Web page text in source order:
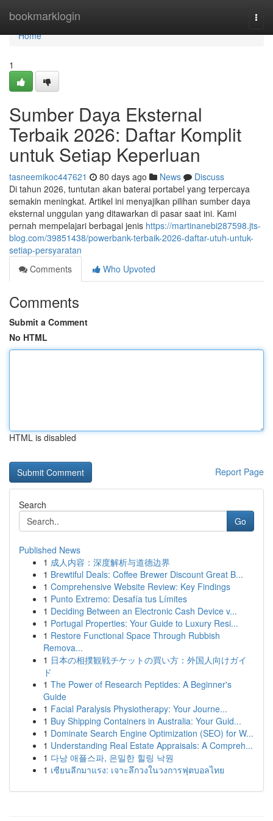
bookmarklogin
Home
Home
1
Sumber Daya Eksternal
Terbaik 2026: Daftar Komplit
untuk Setiap Keperluan
tasneemikoc447621 80 days ago News
Discuss
Di tahun 2026, tuntutan akan baterai portabel yang terpercaya
semakin meningkat. Artikel ini menyajikan pilihan sumber daya
eksternal unggulan yang ditawarkan di pasar saat ini. Kami
pernah mempelajari berbagai jenis https://martinanebi287598.jts-
blog.com/39851438/powerbank-terbaik-2026-daftar-utuh-untuk-
setiap-persyaratan
Comments
Who Upvoted
Comments
Submit a Comment
No HTML
HTML is disabled
Report Page
Search
Go
Published News
1 成人内容：深度解析与道德边界
1 Brewtiful Deals: Coffee Brewer Discount Great B...
1 Comprehensive Website Review: Key Findings
1 Punto Extremo: Desafía tus Límites
1 Deciding Between an Electronic Cash Device v...
1 Portugal Properties: Your Guide to Luxury Resi...
1 Restore Functional Space Through Rubbish
Remova...
1 日本の相撲観戦チケットの買い方：外国人向けガイ
ド
1 The Power of Research Peptides: A Beginner's
Guide
1 Facial Paralysis Physiotherapy: Your Journe...
1 Buy Shipping Containers in Australia: Your Guid...
1 Dominate Search Engine Optimization (SEO) for W...
1 Understanding Real Estate Appraisals: A Compreh...
1 다낭 애플스파, 은밀한 힐링 낙원
1 เซียนลีกมาแรง: เจาะลึกวงในวงการฟุตบอลไทย